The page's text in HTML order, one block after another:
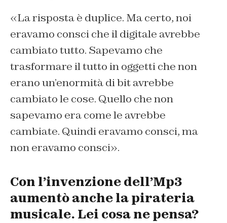
«La risposta è duplice. Ma certo, noi
eravamo consci che il digitale avrebbe
cambiato tutto. Sapevamo che
trasformare il tutto in oggetti che non
erano un’enormità di bit avrebbe
cambiato le cose. Quello che non
sapevamo era come le avrebbe
cambiate. Quindi eravamo consci, ma
non eravamo consci».
Con l’invenzione dell’Mp3
aumentò anche la pirateria
musicale. Lei cosa ne pensa?